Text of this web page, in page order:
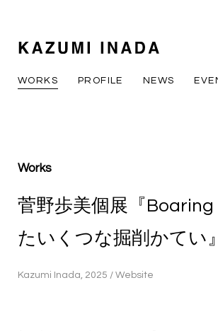
WORKS PROFILE NEWS
Works
菅野歩美個展『Boaring
たいくつな掘削かてい』
Kazumi Inada, 2025 / Website